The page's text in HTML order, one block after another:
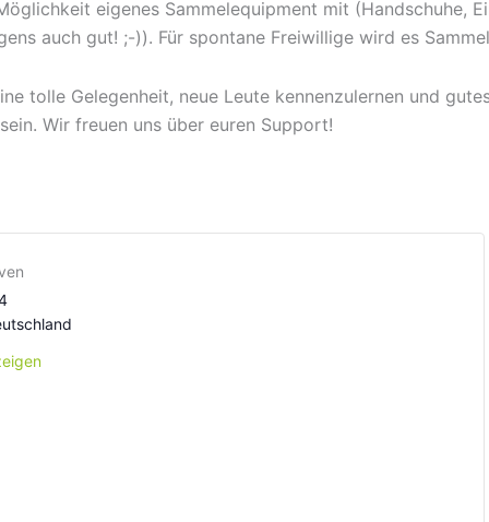
eigenes Sammelequipment mit (Handschuhe,
auch gut! ;-)). Für spontane Freiwillige wird es
tolle Gelegenheit, neue Leute kennenzulernen und
Wir freuen uns über euren Support!